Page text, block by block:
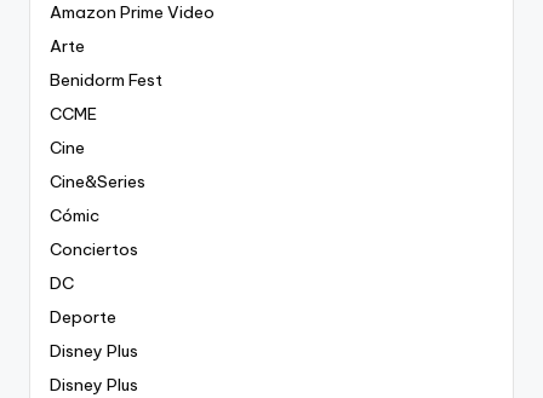
Amazon Prime Video
Arte
Benidorm Fest
CCME
Cine
Cine&Series
Cómic
Conciertos
DC
Deporte
Disney Plus
Disney Plus